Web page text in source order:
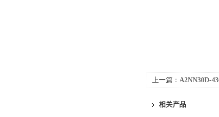
上一篇： A2NN30D-
相关产品